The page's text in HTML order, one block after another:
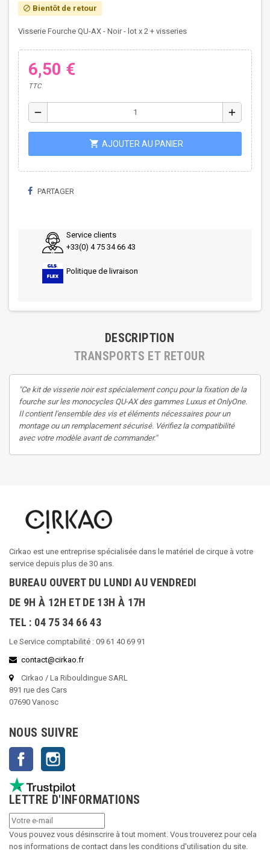
block Bientôt de retour
Visserie Fourche QU-AX - Noir - lot x 2 + visseries
6,50 €
TTC
remove add
shopping_cart AJOUTER AU PANIER
PARTAGER
Service clients
+33(0) 4 75 34 66 43
Politique de livraison
DESCRIPTION
TRANSPORTS ET RETOUR
"Ce kit de visserie noir est spécialement conçu pour la fixation de la
fourche sur les monocycles QU-AX des gammes Luxus et OnlyOne.
Il contient l'ensemble des vis et éléments nécessaires pour un
montage ou un remplacement sécurisé. Vérifiez la compatibilité
avec votre modèle avant de commander."
Cirkao est une entreprise spécialisée dans le matériel de cirque à votre
service depuis plus de 30 ans.
BUREAU OUVERT DU LUNDI AU VENDREDI
DE 9H À 12H ET DE 13H À 17H
TEL : 04 75 34 66 43
Le Service comptabilité : 09 61 40 69 91
contact@cirkao.fr
Cirkao / La Ribouldingue SARL
891 rue des Cars
07690 Vanosc
NOUS SUIVRE
Facebook
LETTRE D'INFORMATIONS
Vous pouvez vous désinscrire à tout moment. Vous trouverez pour cela
nos informations de contact dans les conditions d'utilisation du site.